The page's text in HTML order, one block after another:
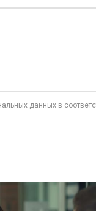
данных в